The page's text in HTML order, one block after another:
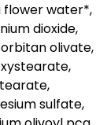
flower water*,
dioxide,
olivate,
sulfate,